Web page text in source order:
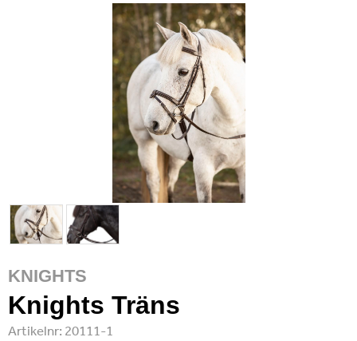
KNIGHTS
Knights Träns
Artikelnr: 20111-1